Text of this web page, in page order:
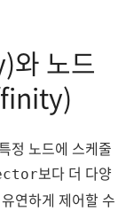
와 노드
정 노드에 스케줄
보다 더 다양
연하게 제어할 수